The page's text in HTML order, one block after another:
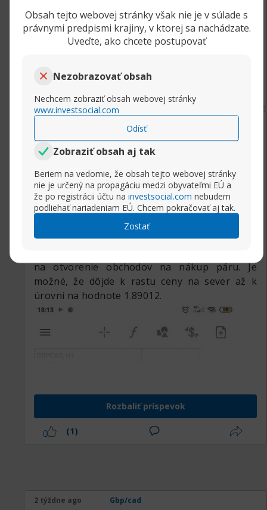
Obsah tejto webovej stránky však nie je v súlade s
právnymi predpismi krajiny, v ktorej sa nachádzate.
Uveďte, ako chcete postupovať
Nezobrazovať obsah
Nechcem zobraziť obsah webovej stránky
www.investsocial.com
Odísť
Zobraziť obsah aj tak
Beriem na vedomie, že obsah tejto webovej stránky
nie je určený na propagáciu medzi obyvateľmi EÚ a
že po registrácii účtu na investsocial.com nebudem
podliehať nariadeniam EÚ. Chcem pokračovať aj tak.
Zostať
páru GBP/CAD dnes budem očakávať
pokračovanie rastu, ktorý začal včera v druhej
polovici obchodného dňa, s cieľmi na najbližšej
2 týždne ago
katrina21
Member
obchodovanie na trhu. Teraz sledujem menový
pár britská libra – kanadský dolár. Cena po
tomto páre совершила pohyb na juh od
úrovne rezistencie. Úroveň na hodnote 1.88074
vystúpila pre pár ako úroveň podpory.
na otvorenie obchodov na nákup páru. Je
možné, že dôjde k rastu ceny na sever až k
úrovni na hodnote 1.89012.
Rozbaliť príspevok
(1)
2 týždne ago Gbp/cad